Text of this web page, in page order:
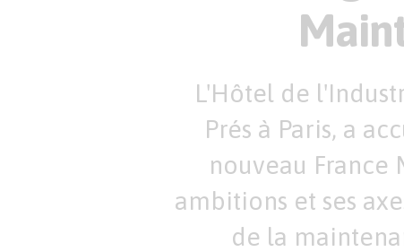
L'Hôtel de
Prés à Paris, a
nouveau France
ambitions et ses
de la